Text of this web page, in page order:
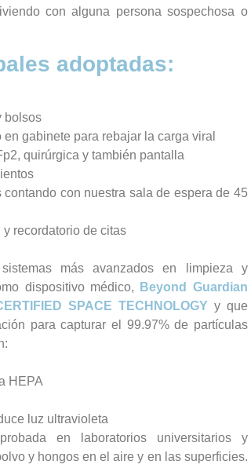
con alguna persona sospechosa o
adoptadas:
bolsos
gabinete para rebajar la carga viral
quirúrgica y también pantalla
con nuestra sala de espera de 45
recordatorio de citas
más avanzados en limpieza y
dispositivo médico,
Beyond Guardian
SPACE TECHNOLOGY y que
para capturar el 99.97% de partículas
HEPA
luz ultravioleta
en laboratorios universitarios y
y hongos en el aire y en las superficies.